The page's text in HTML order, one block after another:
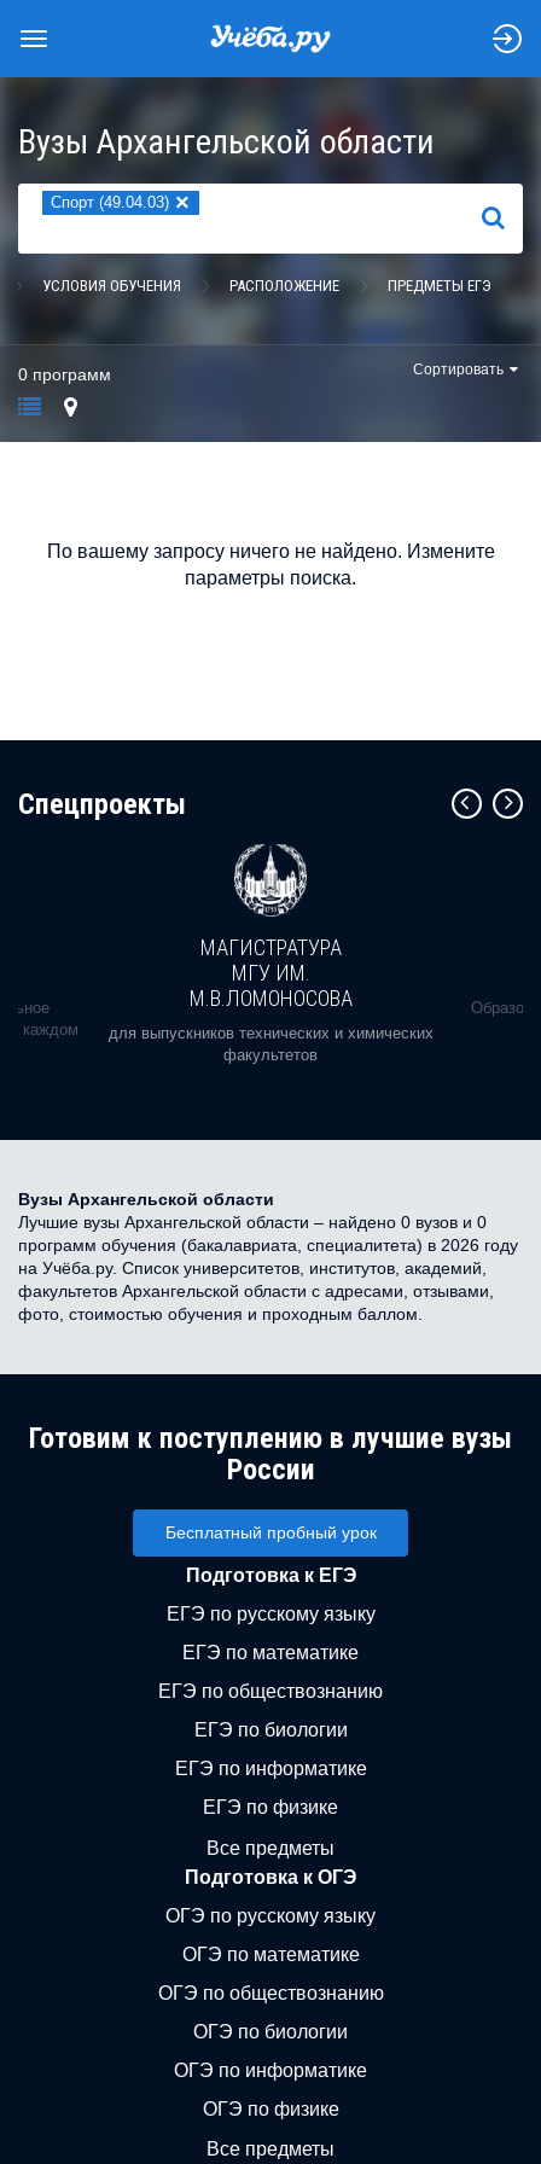
Вузы Архангельской области
Спорт (49.04.03) ×
НАЙТИ
УСЛОВИЯ ОБУЧЕНИЯ РАСПОЛОЖЕНИЕ ПРЕДМЕТЫ ЕГЭ
0 программ Сортировать
По вашему запросу ничего не найдено. Измените
параметры поиска.
Cпецпроекты
в каждом
МАГИСТРАТУРА
МГУ ИМ.
М.В.ЛОМОНОСОВА
для выпускников технических и химических
факультетов
Вузы Архангельской области
Лучшие вузы Архангельской области – найдено 0 вузов и 0
программ обучения (бакалавриата, специалитета) в 2026 году
на Учёба.ру. Список университетов, институтов, академий,
факультетов Архангельской области с адресами, отзывами,
фото, стоимостью обучения и проходным баллом.
Готовим к поступлению в лучшие вузы
России
Бесплатный пробный урок
Подготовка к ЕГЭ
ЕГЭ по русскому языку
ЕГЭ по математике
ЕГЭ по обществознанию
ЕГЭ по биологии
ЕГЭ по информатике
ЕГЭ по физике
Все предметы
Подготовка к ОГЭ
ОГЭ по русскому языку
ОГЭ по математике
ОГЭ по обществознанию
ОГЭ по биологии
ОГЭ по информатике
ОГЭ по физике
Все предметы